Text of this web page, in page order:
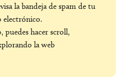
la bandeja de spam de tu
electrónico.
puedes hacer scroll,
la web